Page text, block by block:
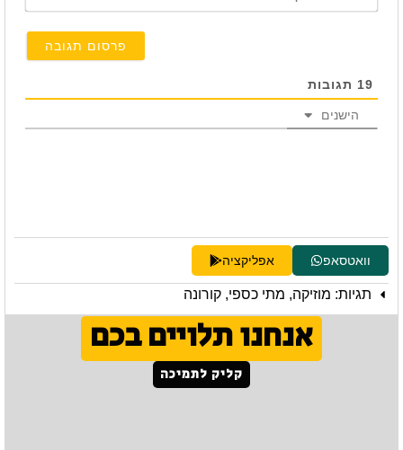
19 תגובות
הישנים
וואטסאפ אפליקציה
תגיות: מוזיקה, מתי כספי, קורונה
אנחנו תלויים בכם
קליק לתמיכה